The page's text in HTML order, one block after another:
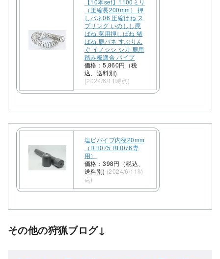
【10本set】1100ミリ
（圧縮長200mm） 押
しバネ06 圧縮ばね ス
プリング いのしし罠
ばね 罠用押しばね 猪
ばね 鹿バネ すぷりん
ぐ イノシシ シカ 鹿用
踏み板適合 パイプ
価格：5,860円（税
込、送料別)
(2024/6/11時点)
塩ビパイプ内径20mm
（RH075 RH076専
用）
価格：398円（税込、
送料別) (2024/6/11時
点)
その他の狩猟ブログ↓